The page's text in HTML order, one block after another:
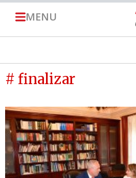
MENU
# finalizar